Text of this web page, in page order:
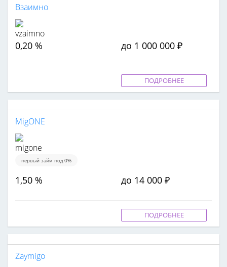
Взаимно
0,20 % до 1 000 000 ₽
ПОДРОБНЕЕ
MigONE
первый займ под 0%
1,50 % до 14 000 ₽
ПОДРОБНЕЕ
Zaymigo